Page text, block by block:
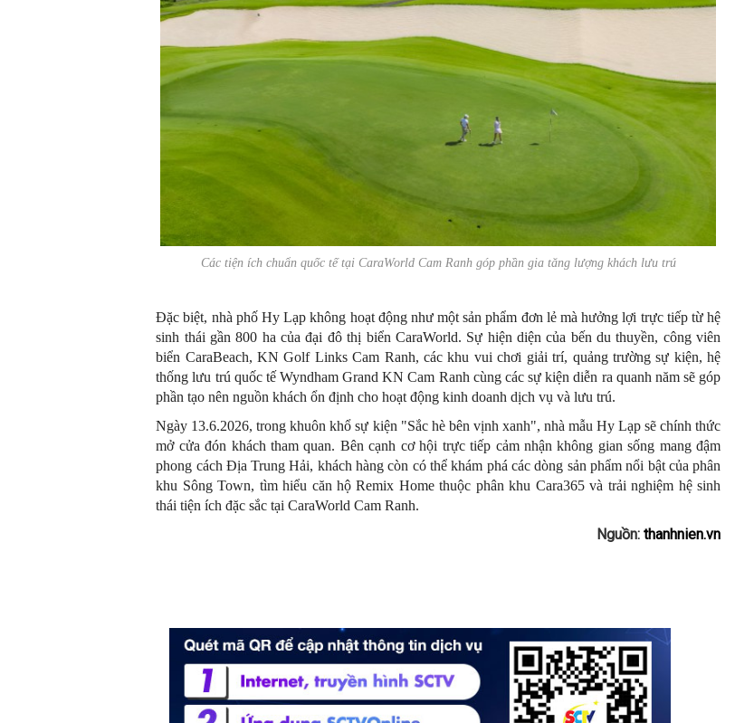
Các tiện ích chuẩn quốc tế tại CaraWorld Cam Ranh góp phần gia tăng lượng khách lưu trú
Đặc biệt, nhà phố Hy Lạp không hoạt động như một sản phẩm đơn lẻ mà hưởng lợi trực tiếp từ hệ
sinh thái gần 800 ha của đại đô thị biển CaraWorld. Sự hiện diện của bến du thuyền, công viên
biển CaraBeach, KN Golf Links Cam Ranh, các khu vui chơi giải trí, quảng trường sự kiện, hệ
thống lưu trú quốc tế Wyndham Grand KN Cam Ranh cùng các sự kiện diễn ra quanh năm sẽ góp
phần tạo nên nguồn khách ổn định cho hoạt động kinh doanh dịch vụ và lưu trú.
Ngày 13.6.2026, trong khuôn khổ sự kiện "Sắc hè bên vịnh xanh", nhà mẫu Hy Lạp sẽ chính thức
mở cửa đón khách tham quan. Bên cạnh cơ hội trực tiếp cảm nhận không gian sống mang đậm
phong cách Địa Trung Hải, khách hàng còn có thể khám phá các dòng sản phẩm nổi bật của phân
khu Sông Town, tìm hiểu căn hộ Remix Home thuộc phân khu Cara365 và trải nghiệm hệ sinh
thái tiện ích đặc sắc tại CaraWorld Cam Ranh.
Nguồn:thanhnien.vn